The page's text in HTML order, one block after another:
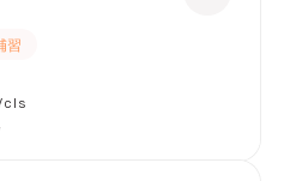
習
cls